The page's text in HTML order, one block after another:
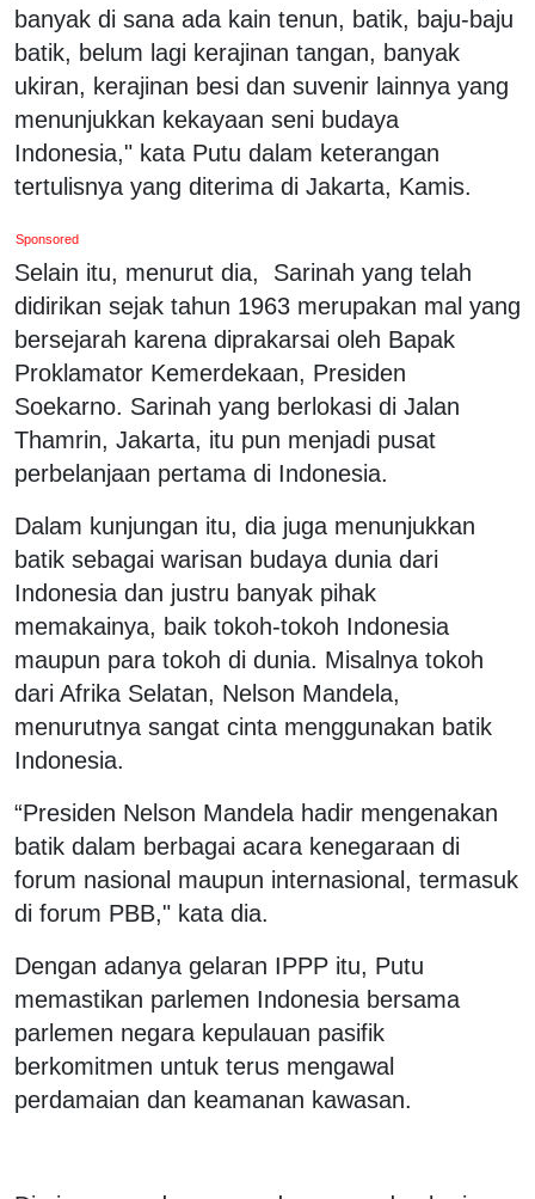
banyak di sana ada kain tenun, batik, baju-baju
batik, belum lagi kerajinan tangan, banyak
ukiran, kerajinan besi dan suvenir lainnya yang
menunjukkan kekayaan seni budaya
Indonesia," kata Putu dalam keterangan
tertulisnya yang diterima di Jakarta, Kamis.
Sponsored
Selain itu, menurut dia, Sarinah yang telah
didirikan sejak tahun 1963 merupakan mal yang
bersejarah karena diprakarsai oleh Bapak
Proklamator Kemerdekaan, Presiden
Soekarno. Sarinah yang berlokasi di Jalan
Thamrin, Jakarta, itu pun menjadi pusat
perbelanjaan pertama di Indonesia.
Dalam kunjungan itu, dia juga menunjukkan
batik sebagai warisan budaya dunia dari
Indonesia dan justru banyak pihak
memakainya, baik tokoh-tokoh Indonesia
maupun para tokoh di dunia. Misalnya tokoh
dari Afrika Selatan, Nelson Mandela,
menurutnya sangat cinta menggunakan batik
Indonesia.
“Presiden Nelson Mandela hadir mengenakan
batik dalam berbagai acara kenegaraan di
forum nasional maupun internasional, termasuk
di forum PBB," kata dia.
Dengan adanya gelaran IPPP itu, Putu
memastikan parlemen Indonesia bersama
parlemen negara kepulauan pasifik
berkomitmen untuk terus mengawal
perdamaian dan keamanan kawasan.